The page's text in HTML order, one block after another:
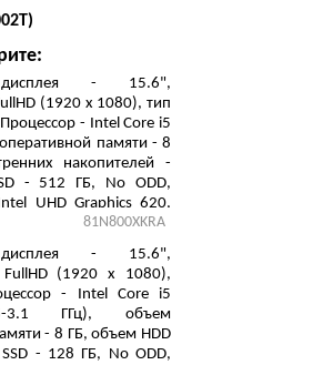
дисплея - 15.6",
(1920 х 1080), тип
- Intel Core i5
памяти - 8
накопителей -
- 512 ГБ, No ODD,
UHD Graphics 620,
системы, 3 cell, 1.8
81N800XKRA
дисплея - 15.6",
(1920 х 1080),
- Intel Core i5
3.1 ГГц), объем
- 8 ГБ, объем HDD
- 128 ГБ, No ODD,